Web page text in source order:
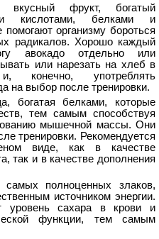
фрукт, богатый
кислотами, белками и
организму бороться
радикалов. Хорошо каждый
авокадо отдельно или
или нарезать на хлеб в
употреблять
на выбор после тренировки.
белками, которые
тем самым способствуя
мышечной массы. Они
тренировки. Рекомендуется
виде, как в качестве
так и в качестве дополнения
полноценных злаков,
источником энергии.
уровень сахара в крови и
функции, тем самым